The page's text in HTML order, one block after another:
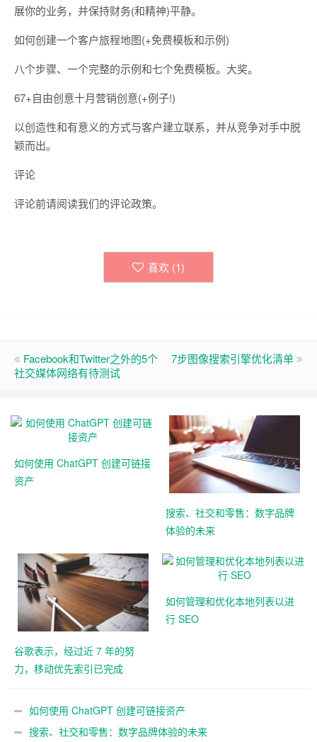
展你的业务，并保持财务(和精神)平静。
如何创建一个客户旅程地图(+免费模板和示例)
八个步骤、一个完整的示例和七个免费模板。大奖。
67+自由创意十月营销创意(+例子!)
以创造性和有意义的方式与客户建立联系，并从竞争对手中脱
颖而出。
评论
评论前请阅读我们的评论政策。
喜欢 (1)
Facebook和Twitter之外的5个
社交媒体网络有待测试
7步图像搜索引擎优化清单
如何使用 ChatGPT 创建可链接
资产
搜索、社交和零售：数字品牌
体验的未来
谷歌表示，经过近 7 年的努
力，移动优先索引已完成
如何管理和优化本地列表以进
行 SEO
如何使用 ChatGPT 创建可链接资产
搜索、社交和零售：数字品牌体验的未来